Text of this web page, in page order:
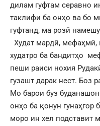
дилам гуфтам серавно
таклифи ба онҳо ва бо
гуфтанд, ма розӣ
Худат мардӣ, мефаҳмӣ,
худатро ба бандитҳо
пеши раиси нохия
гузашт дарак нест. Боз
Мо барои буз
онҳо ба қонун гунаҳгор
моро ин хел подставит